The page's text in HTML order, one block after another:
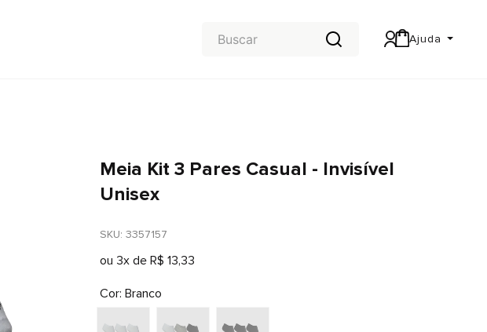
Ajuda
Meia Kit 3 Pares Casual - Invisível
Unisex
SKU: 3357157
ou 3x deR$ 13,33
Cor Branco